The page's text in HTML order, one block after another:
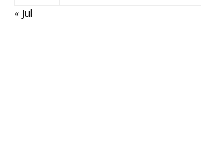
« Jul